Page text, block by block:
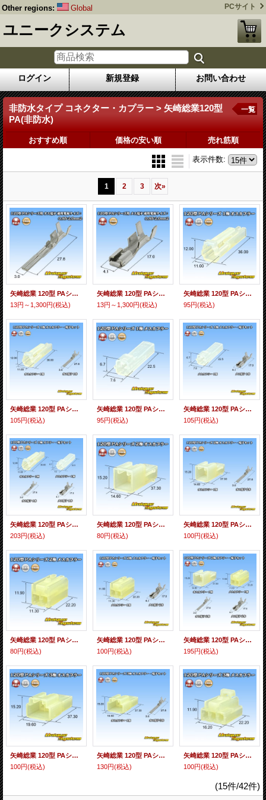
Other regions: Global PCサイト
ユニークシステム
ログイン 新規登録 お問い合わせ
非防水タイプ コネクター・カプラー > 矢崎総業120型
PA(非防水)
一覧
おすすめ順 価格の安い順 売れ筋順
表示件数:
1 2 3 次»
矢崎総業 120型 PAシリーズ用 オス端子 適用電線サイズ：0.85-2.0mm2
13円～1,300円(税込)
矢崎総業 120型 PAシリーズ用 メス端子 適用電線サイズ：0.85-2.0mm2
13円～1,300円(税込)
矢崎総業 120型 PAシリーズ 非防水 1極 オスカプラー
95円(税込)
矢崎総業 120型 PAシリーズ 非防水 1極 オスカプラー・端子セット
105円(税込)
矢崎総業 120型 PAシリーズ 非防水 1極 メスカプラー
95円(税込)
矢崎総業 120型 PAシリーズ 非防水 1極 メスカプラー・端子セット
105円(税込)
矢崎総業 120型 PAシリーズ 非防水 1極 カプラー・端子セット
203円(税込)
矢崎総業 120型 PAシリーズ 非防水 2極 オスカプラー
80円(税込)
矢崎総業 120型 PAシリーズ 非防水 2極 オスカプラー・端子セット
100円(税込)
矢崎総業 120型 PAシリーズ 非防水 2極 メスカプラー
80円(税込)
矢崎総業 120型 PAシリーズ 非防水 2極 メスカプラー・端子セット
100円(税込)
矢崎総業 120型 PAシリーズ 非防水 2極 カプラー・端子セット
195円(税込)
矢崎総業 120型 PAシリーズ 非防水 3極 オスカプラー
100円(税込)
矢崎総業 120型 PAシリーズ 非防水 3極 オスカプラー・端子セット
130円(税込)
矢崎総業 120型 PAシリーズ 非防水 3極 メスカプラー
100円(税込)
(15件/42件)